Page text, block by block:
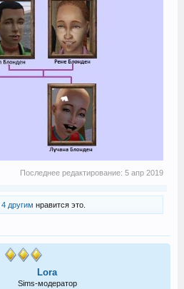
Последнее редактирование:5 апр 2019
4 другим нравится это.
Lora
Sims-модератор